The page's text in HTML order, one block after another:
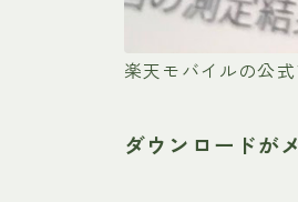
楽天モバイルの公
ダウンロードが